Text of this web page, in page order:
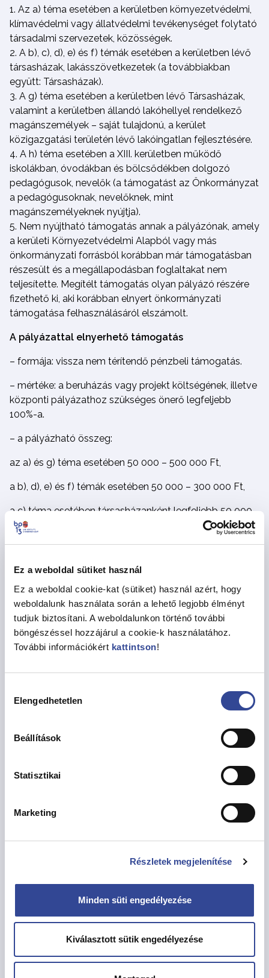
Ez a weboldal sütiket használ
Ez a weboldal cookie-kat (sütiket) használ azért, hogy
weboldalunk használata során a lehető legjobb élményt
tudjuk biztosítani. A weboldalunkon történő további
böngészéssel hozzájárul a cookie-k használatához.
További információkért kattintson!
kiválasztása
Elengedhetetlen
Beállítások
Statisztikai
Marketing
Részletek megjelenítése
Minden süti engedélyezése
Kiválasztott sütik engedélyezése
Az a) téma esetében a kerületben környezetvédelmi,
klímavédelmi vagy állatvédelmi tevékenységet folytató
társadalmi szervezetek, közösségek.
A b), c), d), e) és f) témák esetében a kerületben lévő
társasházak, lakásszövetkezetek (a továbbiakban
együtt: Társasházak).
A g) téma esetében a kerületben lévő Társasházak,
valamint a kerületben állandó lakóhellyel rendelkező
magánszemélyek – saját tulajdonú, a kerület
közigazgatási területén lévő lakóingatlan fejlesztésére.
A h) téma esetében a XIII. kerületben működő
iskolákban, óvodákban és bölcsődékben dolgozó
pedagógusok, nevelők (a támogatást az Önkormányzat
a pedagógusoknak, nevelőknek, mint
magánszemélyeknek nyújtja).
Nem nyújtható támogatás annak a pályázónak, amely
a kerületi Környezetvédelmi Alapból vagy más
önkormányzati forrásból korábban már támogatásban
részesült és a megállapodásban foglaltakat nem
teljesítette. Megítélt támogatás olyan pályázó részére
fizethető ki, aki korábban elnyert önkormányzati
támogatása felhasználásáról elszámolt.
A pályázattal elnyerhető támogatás
– formája: vissza nem térítendő pénzbeli támogatás.
– mértéke: a beruházás vagy projekt költségének, illetve
központi pályázathoz szükséges önerő legfeljebb
100%-a.
– a pályázható összeg:
az a) és g) téma esetében 50 000 – 500 000 Ft,
a b), d), e) és f) témák esetében 50 000 – 300 000 Ft,
a c) téma esetében társasházanként legfeljebb 50 000
– 500 000 Ft,
További feltételek
– A támogatás egyszeri lehet, és működési célra nem
nyújtható.
– Egy pályázó csak egy témában részesülhet
támogatásban.
– Nem támogatható olyan lakóközösség, amely a 2023.
évi XIII. kerületi udvarzöldítési pályázatra támogatási
kérelmet nyújtott be.
A c) téma (társasházi kertek kialakítása) esetében:
a támogatás meglévő kertek felújítására fordítható
úgy, hogy a zöldfelület (növényzettel ténylegesen
beültetett terület) növekedjen,
növénytelepítésre (talajcsere, növények beszerzése,
a támogatásnak legfeljebb 15%-a fordítható tervező
a támogatás nem használható fel kivágott fa
pótlásához,
minőségű, kertészetből beszerzett lombos díszfát kell
telepíteni,
a telepített fa fenntartásáról a támogatott 3 éven